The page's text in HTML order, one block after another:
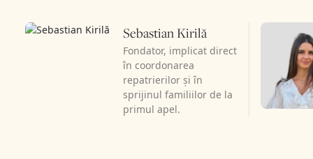
Sebastian Kirilă
Fondator, implicat direct
în coordonarea
repatrierilor și în
sprijinul familiilor de la
primul apel.